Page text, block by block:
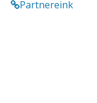
Partnereink